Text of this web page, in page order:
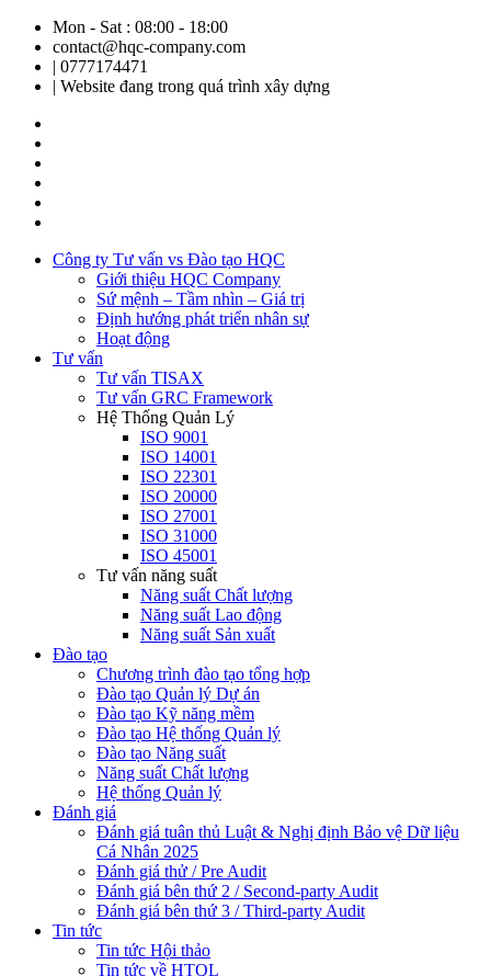
Mon - Sat : 08:00 - 18:00
contact@hqc-company.com
| 0777174471
| Website đang trong quá trình xây dựng
Công ty Tư vấn vs Đào tạo HQC
Giới thiệu HQC Company
Sứ mệnh – Tầm nhìn – Giá trị
Định hướng phát triển nhân sự
Hoạt động
Tư vấn
Tư vấn TISAX
Tư vấn GRC Framework
Hệ Thống Quản Lý
ISO 9001
ISO 14001
ISO 22301
ISO 20000
ISO 27001
ISO 31000
ISO 45001
Tư vấn năng suất
Năng suất Chất lượng
Năng suất Lao động
Năng suất Sản xuất
Đào tạo
Chương trình đào tạo tổng hợp
Đào tạo Quản lý Dự án
Đào tạo Kỹ năng mềm
Đào tạo Hệ thống Quản lý
Đào tạo Năng suất
Năng suất Chất lượng
Hệ thống Quản lý
Đánh giá
Đánh giá tuân thủ Luật & Nghị định Bảo vệ Dữ liệu
Cá Nhân 2025
Đánh giá thử / Pre Audit
Đánh giá bên thứ 2 / Second-party Audit
Đánh giá bên thứ 3 / Third-party Audit
Tin tức
Tin tức Hội thảo
Tin tức về HTQL